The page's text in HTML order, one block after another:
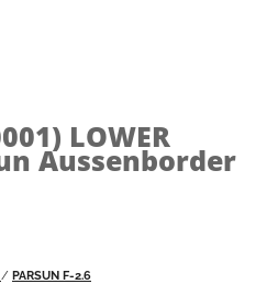
LOWER
Aussenborder
/ PARSUN F-2.6